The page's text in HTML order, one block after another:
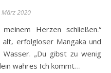
März 2020
erfolgloser Mangaka und
„Du gibst zu wenig
wahres Ich kommt…